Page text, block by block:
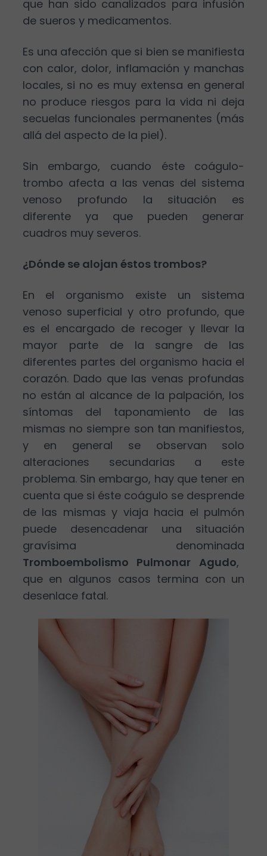
que han sido canalizados para infusión
de sueros y medicamentos.
Es una afección que si bien se manifiesta
con calor, dolor, inflamación y manchas
locales, si no es muy extensa en general
no produce riesgos para la vida ni deja
secuelas funcionales permanentes (más
allá del aspecto de la piel).
Sin embargo, cuando éste coágulo-
trombo afecta a las venas del sistema
venoso profundo la situación es
diferente ya que pueden generar
cuadros muy severos.
¿Dónde se alojan éstos trombos?
En el organismo existe un sistema
venoso superficial y otro profundo, que
es el encargado de recoger y llevar la
mayor parte de la sangre de las
diferentes partes del organismo hacia el
corazón. Dado que las venas profundas
no están al alcance de la palpación, los
síntomas del taponamiento de las
mismas no siempre son tan manifiestos,
y en general se observan solo
alteraciones secundarias a este
problema. Sin embargo, hay que tener en
cuenta que si éste coágulo se desprende
de las mismas y viaja hacia el pulmón
puede desencadenar una situación
gravísima denominada
Tromboembolismo Pulmonar Agudo,
que en algunos casos termina con un
desenlace fatal.